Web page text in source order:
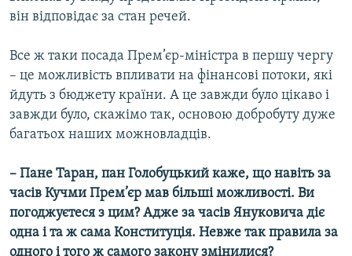
він відповідає за стан речей.
Все ж таки посада Прем’єр-міністра в першу чергу
– це можливість впливати на фінансові потоки, які
йдуть з бюджету країни. А це завжди було цікаво і
завжди було, скажімо так, основою добробуту дуже
багатьох наших можновладців.
– Пане Таран, пан Голобуцький каже, що навіть за
часів Кучми Прем’єр мав більші можливості. Ви
погоджуєтеся з цим? Адже за часів Януковича діє
одна і та ж сама Конституція. Невже так правила за
одного і того ж самого закону змінилися?